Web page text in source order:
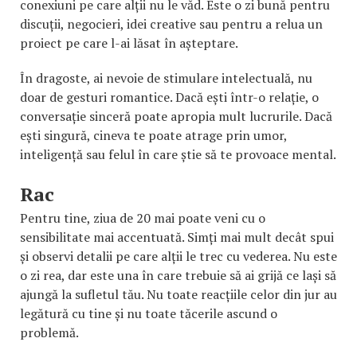
conexiuni pe care alții nu le văd. Este o zi bună pentru
discuții, negocieri, idei creative sau pentru a relua un
proiect pe care l-ai lăsat în așteptare.
În dragoste, ai nevoie de stimulare intelectuală, nu
doar de gesturi romantice. Dacă ești într-o relație, o
conversație sinceră poate apropia mult lucrurile. Dacă
ești singură, cineva te poate atrage prin umor,
inteligență sau felul în care știe să te provoace mental.
Rac
Pentru tine, ziua de 20 mai poate veni cu o
sensibilitate mai accentuată. Simți mai mult decât spui
și observi detalii pe care alții le trec cu vederea. Nu este
o zi rea, dar este una în care trebuie să ai grijă ce lași să
ajungă la sufletul tău. Nu toate reacțiile celor din jur au
legătură cu tine și nu toate tăcerile ascund o
problemă.